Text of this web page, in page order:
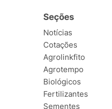
Seções
Notícias
Cotações
Agrolinkfito
Agrotempo
Biológicos
Fertilizantes
Sementes